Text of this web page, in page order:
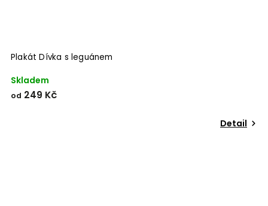
Plakát Dívka s leguánem
Skladem
od 249 Kč
Detail